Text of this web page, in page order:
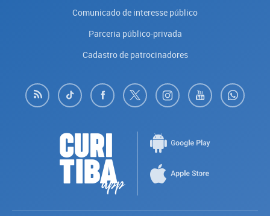
Comunicado de interesse público
Parceria público-privada
Cadastro de patrocinadores